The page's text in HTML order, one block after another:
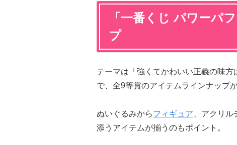
「一番くじ パワーパ
プ
テーマは「強くてかわいい正義の味
で、全9等賞のアイテムラインナップ
ぬいぐるみからフィギュア 、アクリ
添うアイテムが揃うのもポイント。